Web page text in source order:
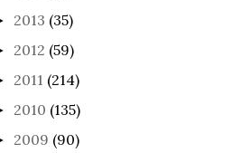
2013 (35)
2012 (59)
2011 (214)
2010 (135)
2009 (90)